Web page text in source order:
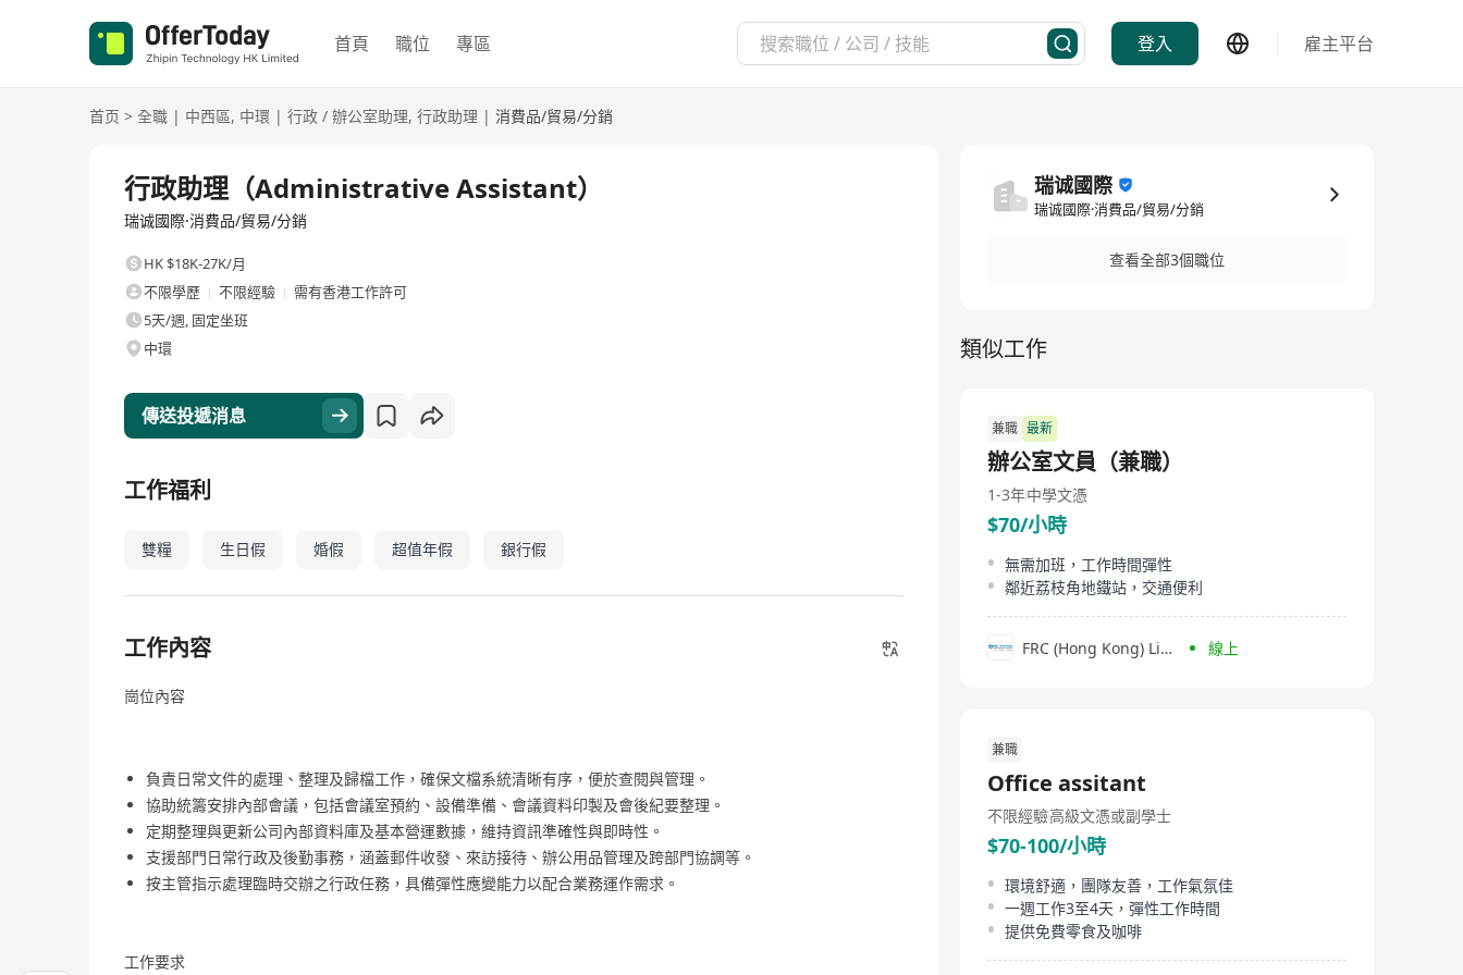
首頁 職位 專區 登入 雇主平台
首页 > 全職 | 中西區, 中環 | 行政 / 辦公室助理, 行政助理 | 消費品/貿易/分銷
行政助理（Administrative Assistant）
瑞诚國際·消費品/貿易/分銷
HK $18K-27K/月
不限學歷
不限經驗
需有香港工作許可
5天/週, 固定坐班
中環
傳送投遞消息
工作福利
雙糧 生日假 婚假 超值年假 銀行假
工作內容
崗位內容
負責日常文件的處理、整理及歸檔工作，確保文檔系統清晰有序，便於查閱與管理。
協助統籌安排內部會議，包括會議室預約、設備準備、會議資料印製及會後紀要整理。
定期整理與更新公司內部資料庫及基本營運數據，維持資訊準確性與即時性。
支援部門日常行政及後勤事務，涵蓋郵件收發、來訪接待、辦公用品管理及跨部門協調等。
按主管指示處理臨時交辦之行政任務，具備彈性應變能力以配合業務運作需求。
工作要求
瑞诚國際
瑞诚國際·消費品/貿易/分銷
查看全部3個職位
類似工作
兼職 最新
辦公室文員（兼職）
1-3年中學文憑
$70/小時
無需加班，工作時間彈性
鄰近荔枝角地鐵站，交通便利
FRC (Hong Kong) Limited 線上
兼職
Office assitant
不限經驗高級文憑或副學士
$70-100/小時
環境舒適，團隊友善，工作氣氛佳
一週工作3至4天，彈性工作時間
提供免費零食及咖啡